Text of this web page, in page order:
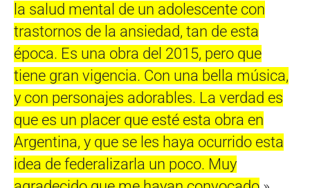
la salud mental de un adolescente con
trastornos de la ansiedad, tan de esta
época. Es una obra del 2015, pero que
tiene gran vigencia. Con una bella música,
y con personajes adorables. La verdad es
que es un placer que esté esta obra en
Argentina, y que se les haya ocurrido esta
idea de federalizarla un poco. Muy